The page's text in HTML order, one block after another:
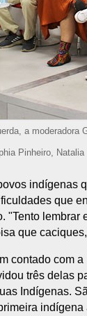
a moderadora
Pinheiro,
indígenas
que
"Tento
que
contado com
três delas
Indígenas.